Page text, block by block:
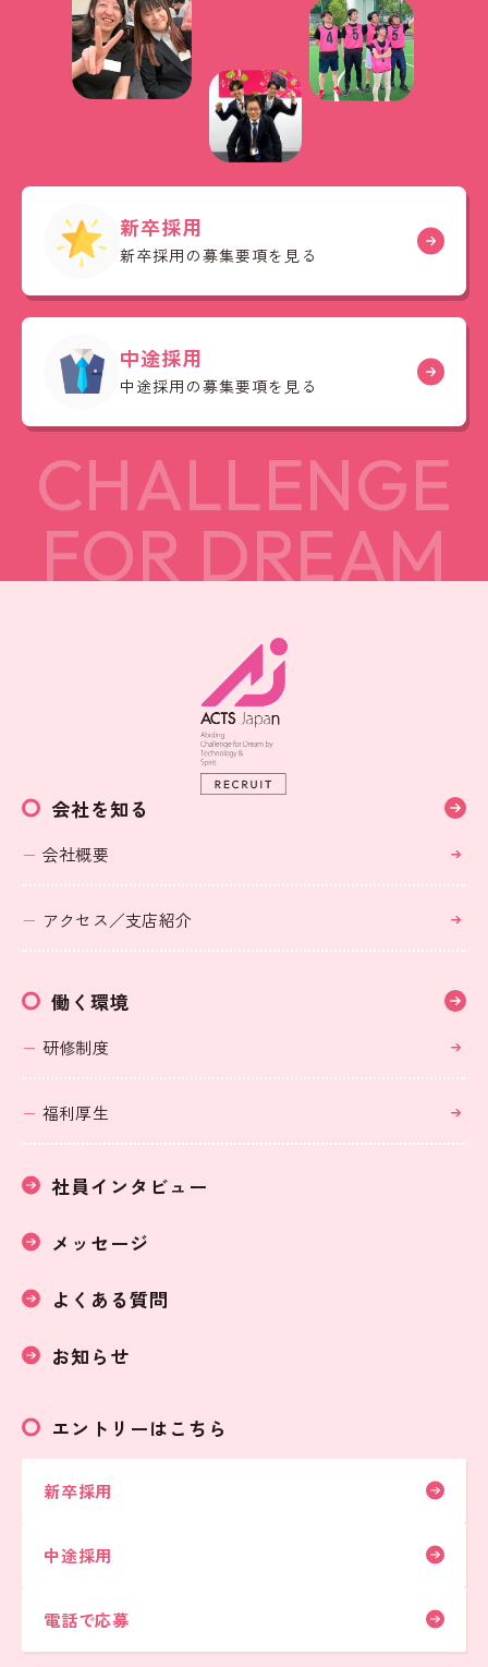
新卒採用
新卒採用の募集要項を見る
中途採用
中途採用の募集要項を見る
会社を知る
会社概要
アクセス／支店紹介
働く環境
研修制度
福利厚生
社員インタビュー
メッセージ
よくある質問
お知らせ
エントリーはこちら
新卒採用
中途採用
電話で応募